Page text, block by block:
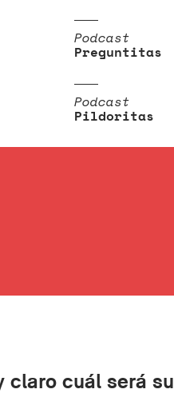
Podcast
Preguntitas
Podcast
Pildoritas
claro cuál será su